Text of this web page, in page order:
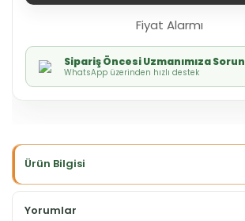
Fiyat Alarmı
Sipariş Öncesi Uzmanımıza Sorun
WhatsApp üzerinden hızlı destek
Ürün Bilgisi
Yorumlar